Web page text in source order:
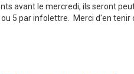
avant le mercredi, ils seront
5 par infolettre. Merci d'en tenir